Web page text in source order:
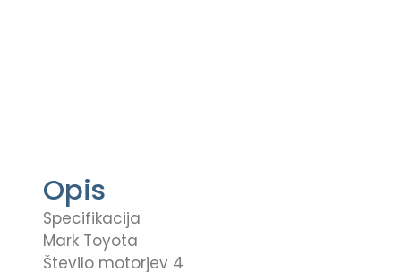
Opis
Specifikacija
Mark Toyota
Število motorjev 4